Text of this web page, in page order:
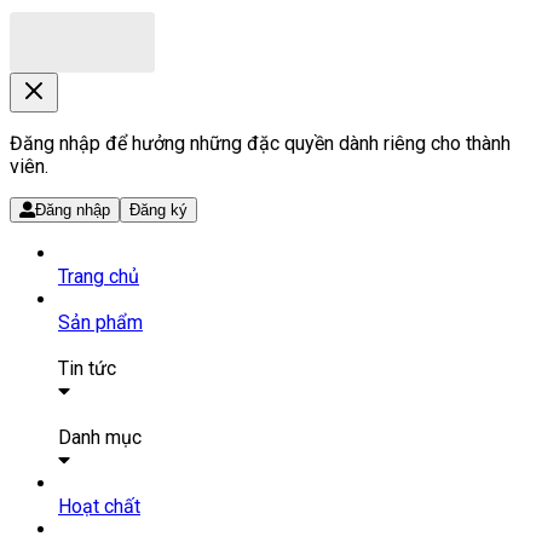
Đăng nhập để hưởng những đặc quyền dành riêng cho thành
viên.
Đăng nhập Đăng ký
Trang chủ
Sản phẩm
Tin tức
Tin tức
Danh mục
SẢN PHẨM THUỐC
Hoạt chất